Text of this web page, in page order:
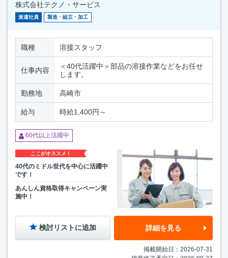
株式会社テクノ・サービス
派遣社員 製造・組立・加工
職種 溶接スタッフ
仕事内容
＜40代活躍中＞部品の溶接作業などをお任せ
します。
勤務地 高崎市
給与 時給1,400円～
60代以上活躍中
ここがオススメ！
40代のミドル世代を中心に活躍中
です！
あんしん資格取得キャンペーン実
施中！
検討リストに追加 詳細を見る
掲載開始日：2026-07-31